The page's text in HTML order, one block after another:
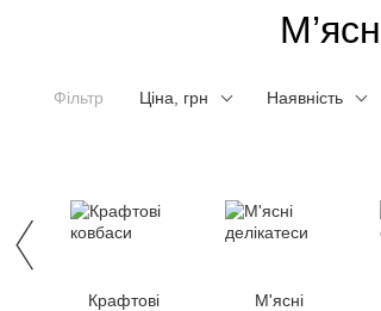
Фільтр Ціна, грн Наявність
Крафтові
М'ясні